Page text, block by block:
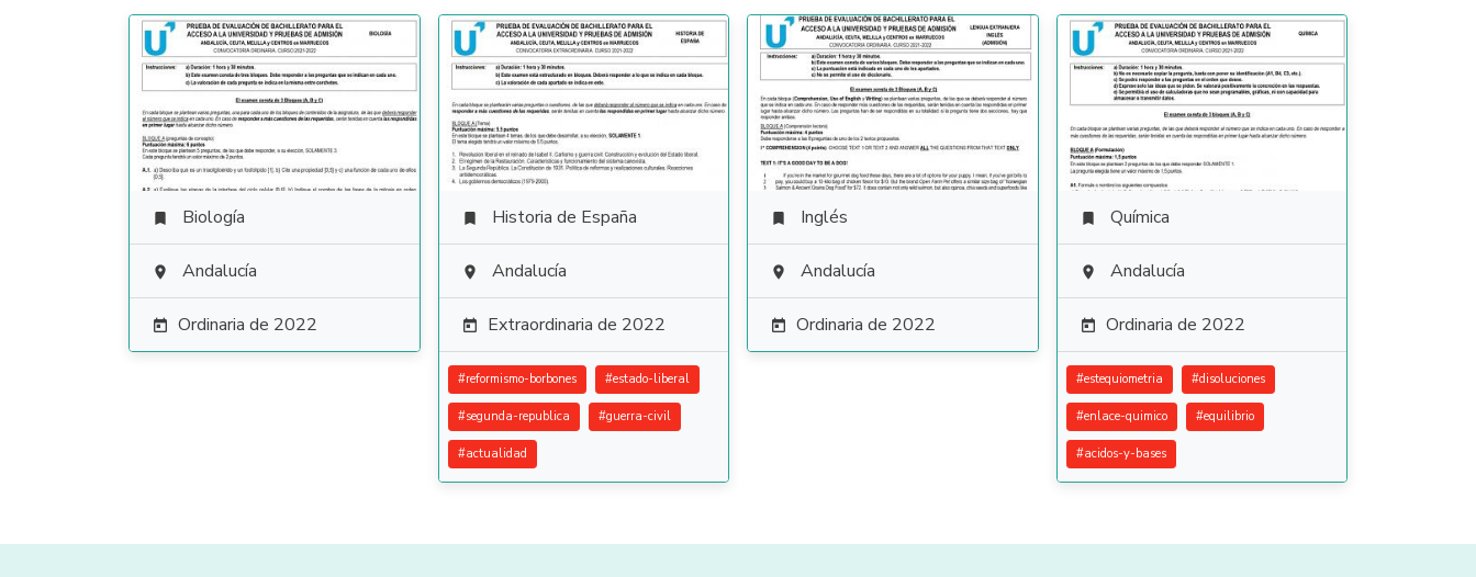
 Biología
 Andalucía
 Ordinaria de 2022
 Historia de España
 Andalucía
 Extraordinaria de 2022
#reformismo-borbones #estado-liberal
#segunda-republica #guerra-civil
#actualidad
 Inglés
 Andalucía
 Ordinaria de 2022
 Química
 Andalucía
 Ordinaria de 2022
#estequiometria #disoluciones
#enlace-quimico #equilibrio
#acidos-y-bases